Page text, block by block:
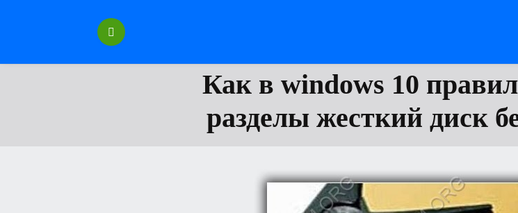
Как в windows 10
разделы жесткий диск